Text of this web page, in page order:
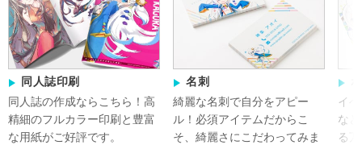
同人誌印刷
同人誌の作成ならこちら！ 高
精細のフルカラー印刷と豊富
な用紙がご好評です。
名刺
綺麗な名刺で自分をアピー
ル！必須アイテムだからこ
そ、綺麗さにこだわってみま
イ
な
る